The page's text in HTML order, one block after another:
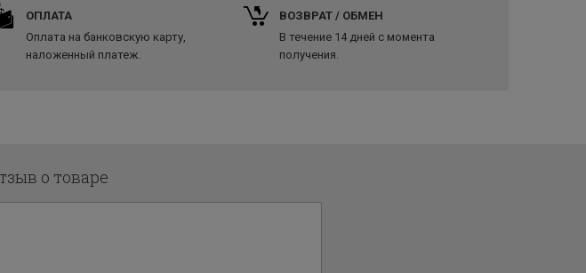
ОПЛАТА
Оплата на банковскую карту,
наложенный платеж.
ВОЗВРАТ / ОБМЕН
В течение 14 дней с момента
получения.
о товаре